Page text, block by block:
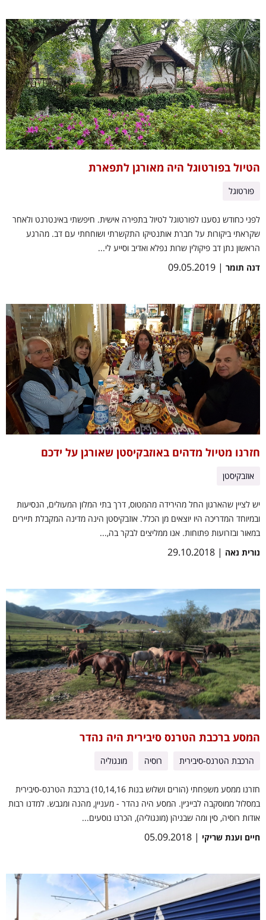
הטיול בפורטוגל היה מאורגן לתפארת
פורטוגל
לפני כחודש נסענו לפורטוגל לטיול בתפירה אישית. חיפשתי באינטרנט ולאחר
שקראתי ביקורות על חברת אותנטיקו התקשרתי ושוחחתי עם דב. מהרגע
הראשון נתן דב פיקולין שרות נפלא ואדיב וסייע לי...
דנה תומר | 09.05.2019
חזרנו מטיול מדהים באוזבקיסטן שאורגן על ידכם
אוזבקיסטן
יש לציין שהארגון החל מהירידה מהמטוס, דרך בתי המלון המעולים, הנסיעות
ובמיוחד המדריכה היו יוצאים מן הכלל. אוזבקיסטן הינה מדינה המקבלת תיירים
במאור ובזרועות פתוחות. אנו ממליצים לבקר בה,...
נורית נאה | 29.10.2018
המסע ברכבת הטרנס סיבירית היה נהדר
הרכבת הטרנס-סיבירית רוסיה מונגוליה
חזרנו ממסע משפחתי (הורים ושלוש בנות 10,14,16) ברכבת הטרנס-סיבירית
במסלול ממוסקבה לבייג׳ין. המסע היה נהדר - מעניין, מהנה ומגבש. למדנו רבות
אודות רוסיה, סין ומה שבניהן (מונגוליה), הכרנו נוסעים...
חיים וענת שריקי | 05.09.2018